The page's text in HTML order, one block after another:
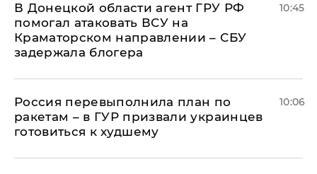
В Донецкой области агент ГРУ РФ
помогал атаковать ВСУ на
Краматорском направлении – СБУ
задержала блогера
10:45
Россия перевыполнила план по
ракетам – в ГУР призвали украинцев
готовиться к худшему
10:06